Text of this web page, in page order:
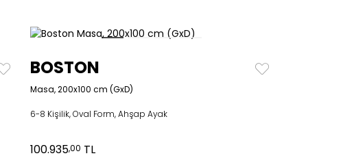
BOSTON
Masa, 200x100 cm (GxD)
6-8 Kişilik, Oval Form, Ahşap Ayak
100.935,00 TL